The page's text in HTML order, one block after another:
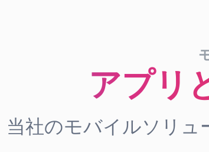
アプリ
当社のモバイルソリュ